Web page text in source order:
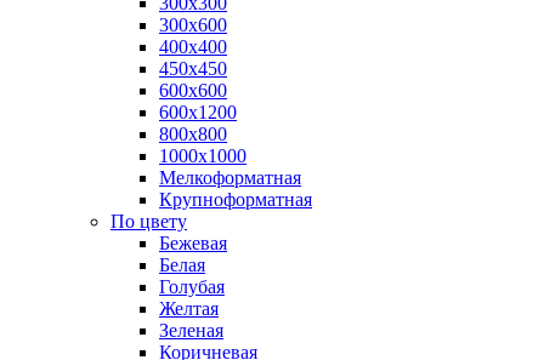
300х600
400х400
450х450
600х600
600х1200
800х800
1000х1000
Мелкоформатная
Крупноформатная
По цвету
Бежевая
Белая
Голубая
Желтая
Зеленая
Коричневая